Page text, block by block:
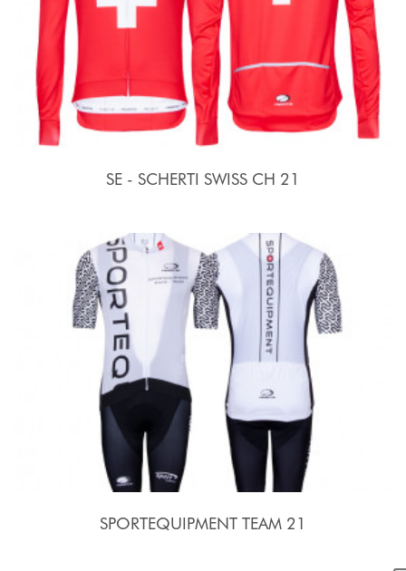
SE - SCHERTI SWISS CH 21
SPORTEQUIPMENT TEAM 21